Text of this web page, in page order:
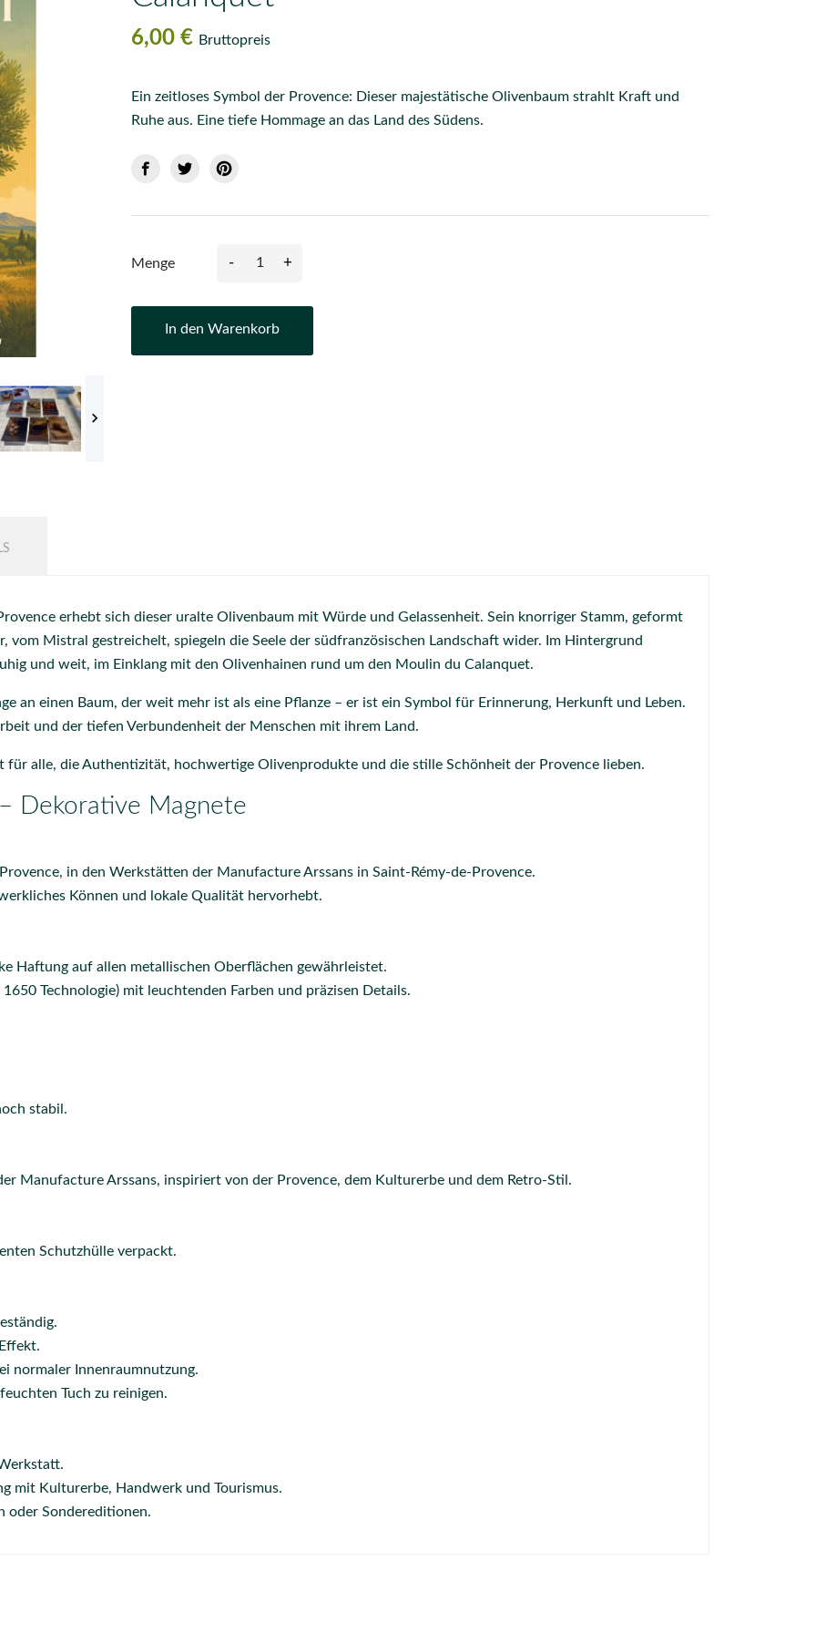

6,00 € Bruttopreis
Ein zeitloses Symbol der Provence: Dieser majestätische Olivenbaum strahlt Kraft und
Ruhe aus. Eine tiefe Hommage an das Land des Südens.
Menge - +
In den Warenkorb
erhebt sich dieser uralte Olivenbaum mit Würde und Gelassenheit. Sein knorriger Stamm, geformt
vom Mistral gestreichelt, spiegeln die Seele der südfranzösischen Landschaft wider. Im Hintergrund
und weit, im Einklang mit den Olivenhainen rund um den Moulin du Calanquet.
an einen Baum, der weit mehr ist als eine Pflanze – er ist ein Symbol für Erinnerung, Herkunft und Leben.
und der tiefen Verbundenheit der Menschen mit ihrem Land.
für alle, die Authentizität, hochwertige Olivenprodukte und die stille Schönheit der Provence lieben.
Dekorative Magnete
in den Werkstätten der Manufacture Arssans in Saint-Rémy-de-Provence.
Können und lokale Qualität hervorhebt.
Haftung auf allen metallischen Oberflächen gewährleistet.
Technologie) mit leuchtenden Farben und präzisen Details.
stabil.
Manufacture Arssans, inspiriert von der Provence, dem Kulturerbe und dem Retro-Stil.
Schutzhülle verpackt.
normaler Innenraumnutzung.
Tuch zu reinigen.
mit Kulturerbe, Handwerk und Tourismus.
oder Sondereditionen.